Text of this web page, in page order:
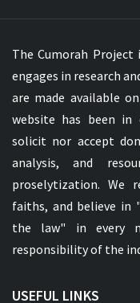
The Cumorah
engages in research
are made available
website has been in
solicit nor accept
analysis, and
proselytization. We
faiths, and believe in
the law" in every
responsibility of the
USEFUL LINKS